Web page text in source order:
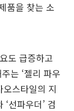
품을 찾는 소
도 급증하고
는 ‘젤리 파우
오스타일의 지
선파우더’ 검